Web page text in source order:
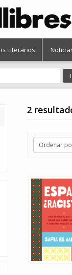
Literarios
2